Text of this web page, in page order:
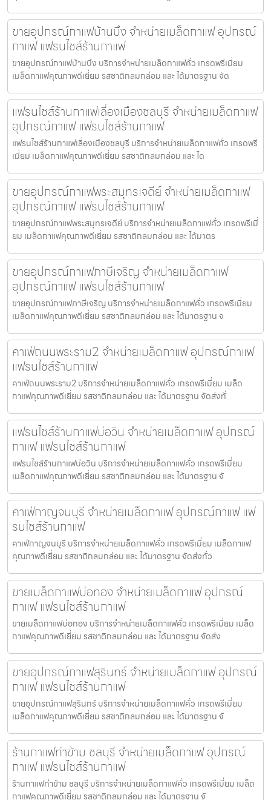
ขายอุปกรณ์กาแฟบ้านบึง จำหน่ายเมล็ดกาแฟ อุปกรณ์
กาแฟ แฟรนไชส์ร้านกาแฟ
ขายอุปกรณ์กาแฟบ้านบึง บริการจำหน่ายเมล็ดกาแฟคั่ว เกรดพรีเมี่ยม
เมล็ดกาแฟคุณภาพดีเยี่ยม รสชาติกลมกล่อม และ ได้มาตรฐาน จัด
แฟรนไชส์ร้านกาแฟเลี่องเมืองชลบุรี จำหน่ายเมล็ดกาแฟ
อุปกรณ์กาแฟ แฟรนไชส์ร้านกาแฟ
แฟรนไชส์ร้านกาแฟเลี่องเมืองชลบุรี บริการจำหน่ายเมล็ดกาแฟคั่ว เกรดพรี
เมี่ยม เมล็ดกาแฟคุณภาพดีเยี่ยม รสชาติกลมกล่อม และ ได
ขายอุปกรณ์กาแฟพระสมุทรเจดีย์ จำหน่ายเมล็ดกาแฟ
อุปกรณ์กาแฟ แฟรนไชส์ร้านกาแฟ
ขายอุปกรณ์กาแฟพระสมุทรเจดีย์ บริการจำหน่ายเมล็ดกาแฟคั่ว เกรดพรีเมี่
ยม เมล็ดกาแฟคุณภาพดีเยี่ยม รสชาติกลมกล่อม และ ได้มาตร
ขายอุปกรณ์กาแฟภาษีเจริญ จำหน่ายเมล็ดกาแฟ
อุปกรณ์กาแฟ แฟรนไชส์ร้านกาแฟ
ขายอุปกรณ์กาแฟภาษีเจริญ บริการจำหน่ายเมล็ดกาแฟคั่ว เกรดพรีเมี่ยม
เมล็ดกาแฟคุณภาพดีเยี่ยม รสชาติกลมกล่อม และ ได้มาตรฐาน จ
คาเฟ่ถนนพระราม2 จำหน่ายเมล็ดกาแฟ อุปกรณ์กาแฟ
แฟรนไชส์ร้านกาแฟ
คาเฟ่ถนนพระราม2 บริการจำหน่ายเมล็ดกาแฟคั่ว เกรดพรีเมี่ยม เมล็ด
กาแฟคุณภาพดีเยี่ยม รสชาติกลมกล่อม และ ได้มาตรฐาน จัดส่งทั่
แฟรนไชส์ร้านกาแฟบ่อวิน จำหน่ายเมล็ดกาแฟ อุปกรณ์
กาแฟ แฟรนไชส์ร้านกาแฟ
แฟรนไชส์ร้านกาแฟบ่อวิน บริการจำหน่ายเมล็ดกาแฟคั่ว เกรดพรีเมี่ยม
เมล็ดกาแฟคุณภาพดีเยี่ยม รสชาติกลมกล่อม และ ได้มาตรฐาน จั
คาเฟ่กาญจนบุรี จำหน่ายเมล็ดกาแฟ อุปกรณ์กาแฟ แฟ
รนไชส์ร้านกาแฟ
คาเฟ่กาญจนบุรี บริการจำหน่ายเมล็ดกาแฟคั่ว เกรดพรีเมี่ยม เมล็ดกาแฟ
คุณภาพดีเยี่ยม รสชาติกลมกล่อม และ ได้มาตรฐาน จัดส่งทั่ว
ขายเมล็ดกาแฟบ่อทอง จำหน่ายเมล็ดกาแฟ อุปกรณ์
กาแฟ แฟรนไชส์ร้านกาแฟ
ขายเมล็ดกาแฟบ่อทอง บริการจำหน่ายเมล็ดกาแฟคั่ว เกรดพรีเมี่ยม เมล็ด
กาแฟคุณภาพดีเยี่ยม รสชาติกลมกล่อม และ ได้มาตรฐาน จัดส่ง
ขายอุปกรณ์กาแฟสุรินทร์ จำหน่ายเมล็ดกาแฟ อุปกรณ์
กาแฟ แฟรนไชส์ร้านกาแฟ
ขายอุปกรณ์กาแฟสุรินทร์ บริการจำหน่ายเมล็ดกาแฟคั่ว เกรดพรีเมี่ยม
เมล็ดกาแฟคุณภาพดีเยี่ยม รสชาติกลมกล่อม และ ได้มาตรฐาน จั
ร้านกาแฟท่าข้าม ชลบุรี จำหน่ายเมล็ดกาแฟ อุปกรณ์
กาแฟ แฟรนไชส์ร้านกาแฟ
ร้านกาแฟท่าข้าม ชลบุรี บริการจำหน่ายเมล็ดกาแฟคั่ว เกรดพรีเมี่ยม เมล็ด
กาแฟคุณภาพดีเยี่ยม รสชาติกลมกล่อม และ ได้มาตรฐาน จั